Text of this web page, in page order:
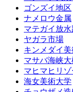
ゴンズイ地区
ナメロウ金属
マテガイ放水
ヤガラ市場
キンメダイ
マサバ海峡大
マヒマヒリ
海女美術大学